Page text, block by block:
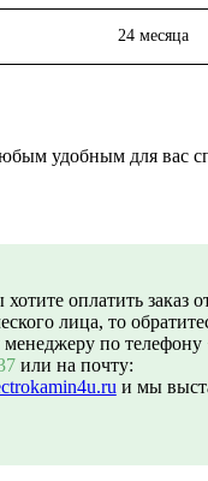
24 месяца
удобным для вас
оплатить заказ
лица, то
по телефону
или на почту:
и мы